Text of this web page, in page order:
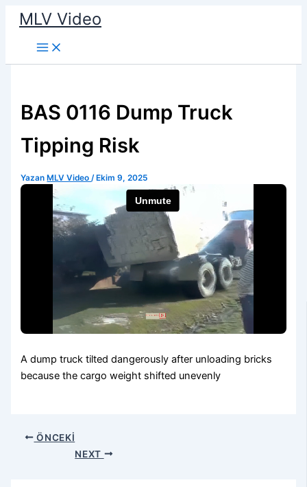
İçeriğe
atla
MLV Video
BAS 0116 Dump Truck
Tipping Risk
Yazan MLV Video/ Ekim 9, 2025
A dump truck tilted dangerously after unloading bricks
because the cargo weight shifted unevenly
ÖNCEKI
NEXT